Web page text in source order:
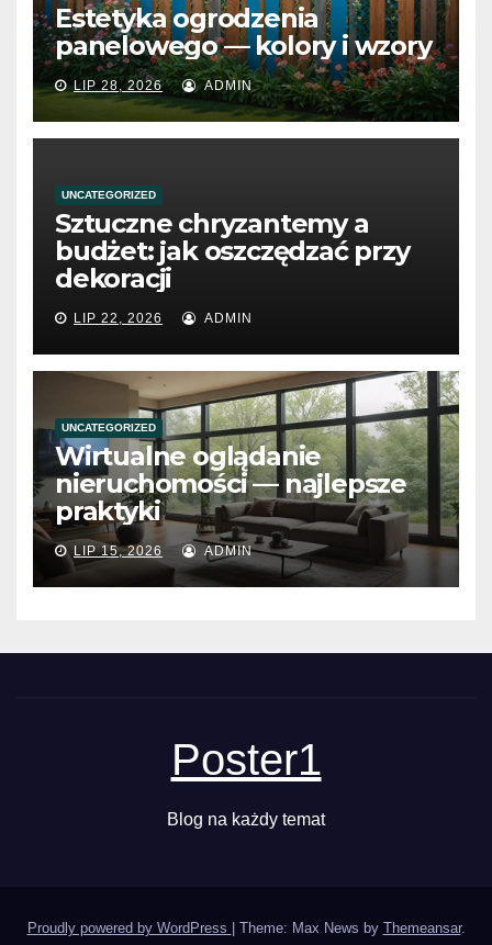
Estetyka ogrodzenia
panelowego — kolory i wzory
LIP 28, 2026 ADMIN
UNCATEGORIZED
Sztuczne chryzantemy a
budżet: jak oszczędzać przy
dekoracji
LIP 22, 2026 ADMIN
UNCATEGORIZED
Wirtualne oglądanie
nieruchomości — najlepsze
praktyki
LIP 15, 2026 ADMIN
Poster1
Blog na każdy temat
Proudly powered by WordPress | Theme: Max News by Themeansar.